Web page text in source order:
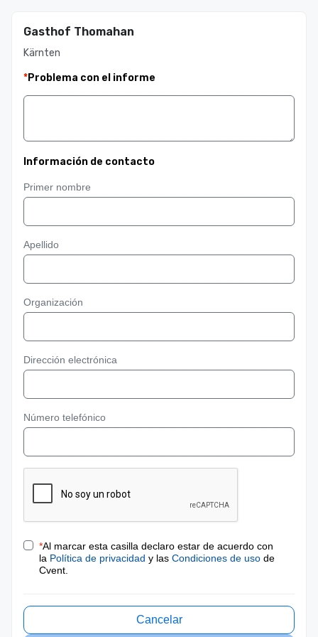
Gasthof Thomahan
Kärnten
*Problema con el informe
Información de contacto
Primer nombre
Apellido
Organización
Dirección electrónica
Número telefónico
*Al marcar esta casilla declaro estar de acuerdo con
la Política de privacidad y las Condiciones de uso de
Cvent.
Cancelar